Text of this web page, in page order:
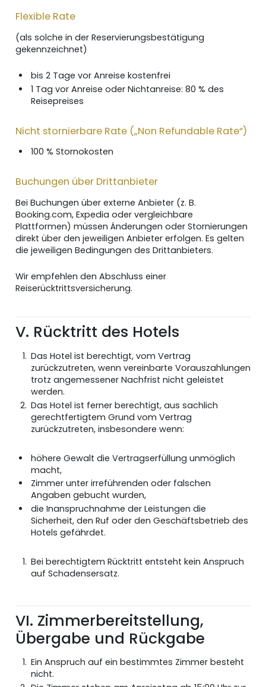
Flexible Rate
(als solche in der Reservierungsbestätigung
gekennzeichnet)
bis 2 Tage vor Anreise kostenfrei
1 Tag vor Anreise oder Nichtanreise: 80 % des
Reisepreises
Nicht stornierbare Rate („Non Refundable Rate“)
100 % Stornokosten
Buchungen über Drittanbieter
Bei Buchungen über externe Anbieter (z. B.
Booking.com, Expedia oder vergleichbare
Plattformen) müssen Änderungen oder Stornierungen
direkt über den jeweiligen Anbieter erfolgen. Es gelten
die jeweiligen Bedingungen des Drittanbieters.
Wir empfehlen den Abschluss einer
Reiserücktrittsversicherung.
V. Rücktritt des Hotels
Das Hotel ist berechtigt, vom Vertrag
zurückzutreten, wenn vereinbarte Vorauszahlungen
trotz angemessener Nachfrist nicht geleistet
werden.
Das Hotel ist ferner berechtigt, aus sachlich
gerechtfertigtem Grund vom Vertrag
zurückzutreten, insbesondere wenn:
höhere Gewalt die Vertragserfüllung unmöglich
macht,
Zimmer unter irreführenden oder falschen
Angaben gebucht wurden,
die Inanspruchnahme der Leistungen die
Sicherheit, den Ruf oder den Geschäftsbetrieb des
Hotels gefährdet.
Bei berechtigtem Rücktritt entsteht kein Anspruch
auf Schadensersatz.
VI. Zimmerbereitstellung,
Übergabe und Rückgabe
Ein Anspruch auf ein bestimmtes Zimmer besteht
nicht.